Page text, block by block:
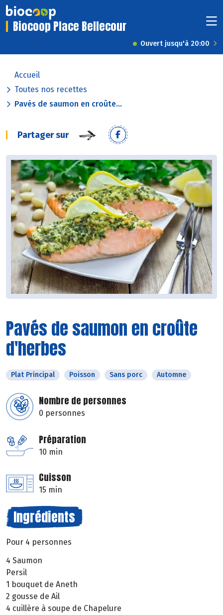
Biocoop Place Bellecour
Ouvert jusqu'à 20:00
Accueil
Toutes nos recettes
Pavés de saumon en croûte...
Partager sur
Pavés de saumon en croûte
d'herbes
Plat Principal Poisson Sans porc Automne
Nombre de personnes
0 personnes
Préparation
10 min
Cuisson
15 min
Ingrédients
Pour 4 personnes
4 Saumon
Persil
1 bouquet de Aneth
2 gousse de Ail
4 cuillère à soupe de Chapelure